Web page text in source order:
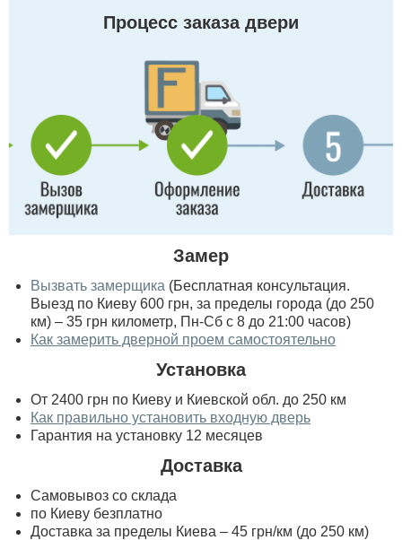
Процесс заказа двери
Замер
Вызвать замерщика (Бесплатная консультация.
Выезд по Киеву 600 грн, за пределы города (до 250
км) – 35 грн километр, Пн-Сб с 8 до 21:00 часов)
Как замерить дверной проем самостоятельно
Установка
От 2400 грн по Киеву и Киевской обл. до 250 км
Как правильно установить входную дверь
Гарантия на установку 12 месяцев
Доставка
Самовывоз со склада
по Киеву безплатно
Доставка за пределы Киева – 45 грн/км (до 250 км)